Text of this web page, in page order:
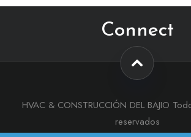
Connect
HVAC & CONSTRUCCIÓN DEL BAJIO
reservados